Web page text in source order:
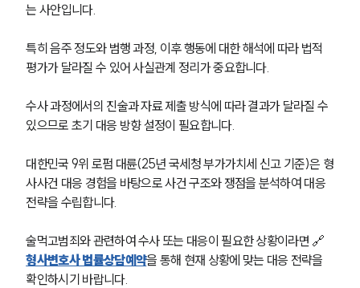
는 사안입니다.
특히 음주 정도와 범행 과정, 이후 행동에 대한 해석에 따라 법적
평가가 달라질 수 있어 사실관계 정리가 중요합니다.
수사 과정에서의 진술과 자료 제출 방식에 따라 결과가 달라질 수
있으므로 초기 대응 방향 설정이 필요합니다.
대한민국 9위 로펌 대륜(25년 국세청 부가가치세 신고 기준)은 형
사사건 대응 경험을 바탕으로 사건 구조와 쟁점을 분석하여 대응
전략을 수립합니다.
술먹고범죄와 관련하여 수사 또는 대응이 필요한 상황이라면 🔗
형사변호사 법률상담예약을 통해 현재 상황에 맞는 대응 전략을
확인하시기 바랍니다.